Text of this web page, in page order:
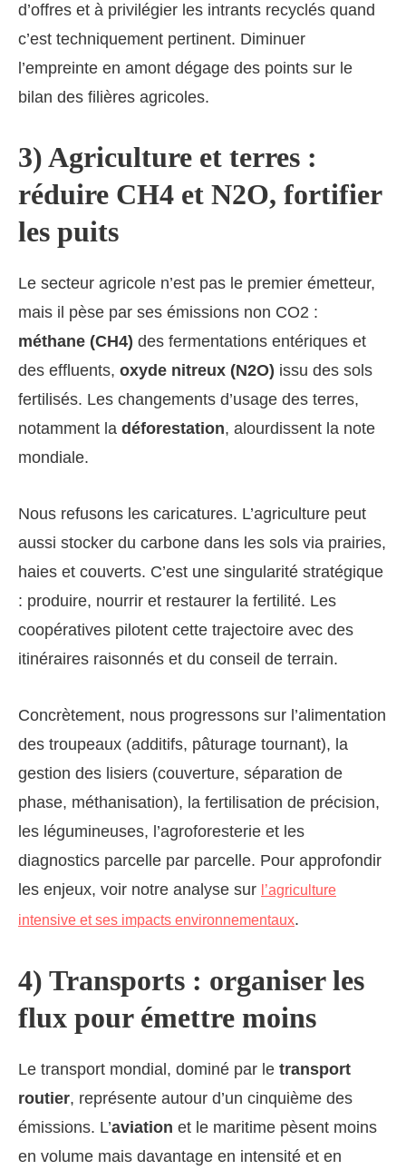
d’offres et à privilégier les intrants recyclés quand
c’est techniquement pertinent. Diminuer
l’empreinte en amont dégage des points sur le
bilan des filières agricoles.
3) Agriculture et terres :
réduire CH4 et N2O, fortifier
les puits
Le secteur agricole n’est pas le premier émetteur,
mais il pèse par ses émissions non CO2 :
méthane (CH4) des fermentations entériques et
des effluents, oxyde nitreux (N2O) issu des sols
fertilisés. Les changements d’usage des terres,
notamment la déforestation, alourdissent la note
mondiale.
Nous refusons les caricatures. L’agriculture peut
aussi stocker du carbone dans les sols via prairies,
haies et couverts. C’est une singularité stratégique
: produire, nourrir et restaurer la fertilité. Les
coopératives pilotent cette trajectoire avec des
itinéraires raisonnés et du conseil de terrain.
Concrètement, nous progressons sur l’alimentation
des troupeaux (additifs, pâturage tournant), la
gestion des lisiers (couverture, séparation de
phase, méthanisation), la fertilisation de précision,
les légumineuses, l’agroforesterie et les
diagnostics parcelle par parcelle. Pour approfondir
les enjeux, voir notre analyse sur l’agriculture
intensive et ses impacts environnementaux.
4) Transports : organiser les
flux pour émettre moins
Le transport mondial, dominé par le transport
routier, représente autour d’un cinquième des
émissions. L’aviation et le maritime pèsent moins
en volume mais davantage en intensité et en